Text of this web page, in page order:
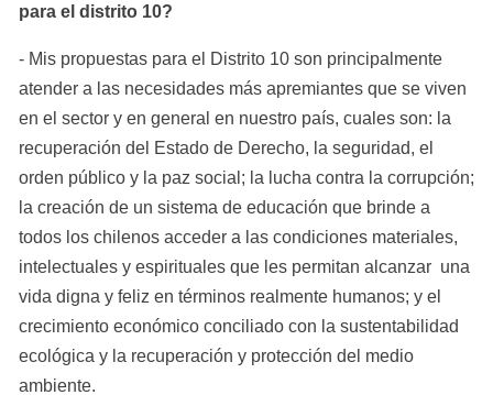
para el distrito 10?
- Mis propuestas para el Distrito 10 son principalmente
atender a las necesidades más apremiantes que se viven
en el sector y en general en nuestro país, cuales son: la
recuperación del Estado de Derecho, la seguridad, el
orden público y la paz social; la lucha contra la corrupción;
la creación de un sistema de educación que brinde a
todos los chilenos acceder a las condiciones materiales,
intelectuales y espirituales que les permitan alcanzar  una
vida digna y feliz en términos realmente humanos; y el
crecimiento económico conciliado con la sustentabilidad
ecológica y la recuperación y protección del medio
ambiente.